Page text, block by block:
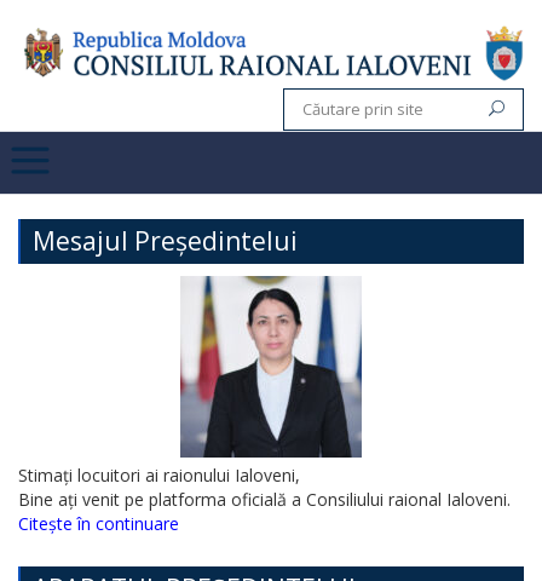
Mesajul Președintelui
Stimați locuitori ai raionului Ialoveni,
Bine ați venit pe platforma oficială a Consiliului raional Ialoveni.
Citește în continuare